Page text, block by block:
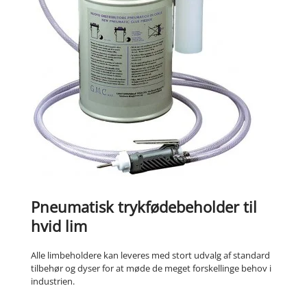
Pneumatisk trykfødebeholder til
hvid lim
Alle limbeholdere kan leveres med stort udvalg af standard
tilbehør og dyser for at møde de meget forskellinge behov i
industrien.